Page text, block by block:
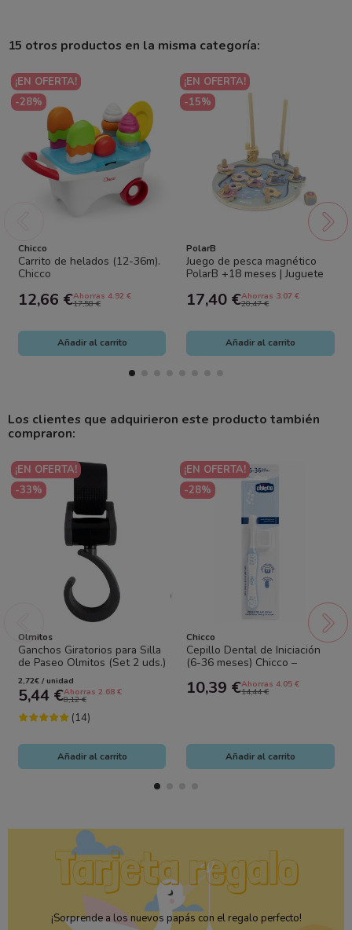
15 otros productos en la misma categoría:
¡EN OFERTA!
-28%
Chicco
Carrito de helados (12-36m).
Chicco
12,66 €Ahorras 4.92 €
17,58 €
Añadir al carrito
¡EN OFERTA!
-15%
PolarB
Juego de pesca magnético
PolarB +18 meses | Juguete
17,40 €Ahorras 3.07 €
20,47 €
Añadir al carrito
Los clientes que adquirieron este producto también
compraron:
¡EN OFERTA!
-33%
Olmitos
Ganchos Giratorios para Silla
de Paseo Olmitos (Set 2 uds.)
Universales y Resistentes
2,72€ / unidad
5,44 €Ahorras 2.68 €
8,12 €
(14)
Añadir al carrito
¡EN OFERTA!
-28%
Chicco
Cepillo Dental de Iniciación
(6-36 meses) Chicco –
bucal...
10,39 €Ahorras 4.05 €
14,44 €
Añadir al carrito
¡Sorprende a los nuevos papás con el regalo perfecto!